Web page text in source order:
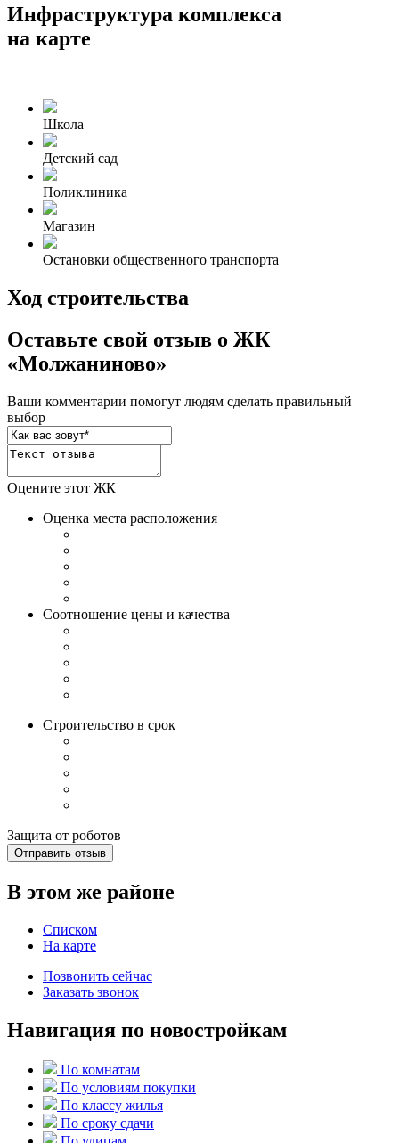
Инфраструктура комплекса
на карте
Школа
Детский сад
Поликлиника
Магазин
Остановки общественного транспорта
Ход строительства
Оставьте свой отзыв о ЖК
«Молжаниново»
Ваши комментарии помогут людям сделать правильный
выбор
Оцените этот ЖК
Оценка места расположения
Соотношение цены и качества
Строительство в срок
Защита от роботов
Отправить отзыв
В этом же районе
Списком
На карте
Позвонить сейчас
Заказать звонок
Навигация по новостройкам
По комнатам
По условиям покупки
По классу жилья
По сроку сдачи